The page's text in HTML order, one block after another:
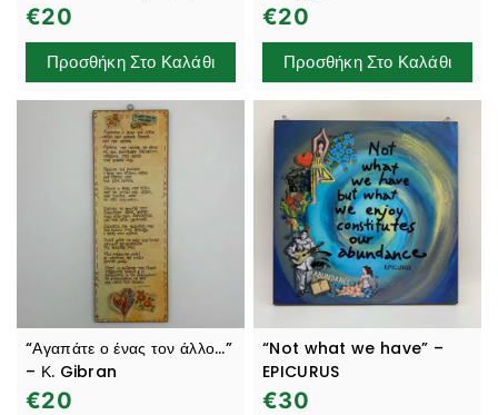
€20
Προσθήκη Στο Καλάθι
€20
Προσθήκη Στο Καλάθι
“Αγαπάτε ο ένας τον άλλο…”
– Κ. Gibran
€20
“Not what we have” –
EPICURUS
€30